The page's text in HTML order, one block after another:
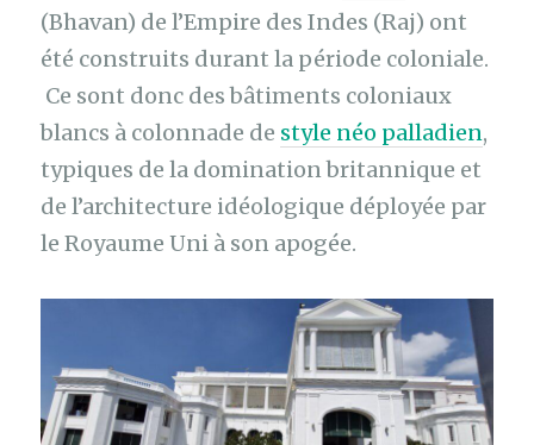
(Bhavan) de l’Empire des Indes (Raj) ont
été construits durant la période coloniale.
Ce sont donc des bâtiments coloniaux
blancs à colonnade de style néo palladien,
typiques de la domination britannique et
de l’architecture idéologique déployée par
le Royaume Uni à son apogée.